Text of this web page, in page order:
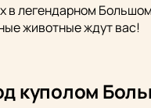
в легендарном
животные ждут вас!
куполом